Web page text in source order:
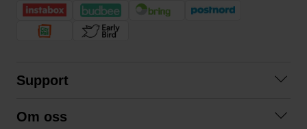
Support
Om oss